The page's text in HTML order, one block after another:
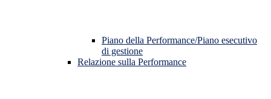
Piano della Performance/Piano esecutivo
di gestione
Relazione sulla Performance